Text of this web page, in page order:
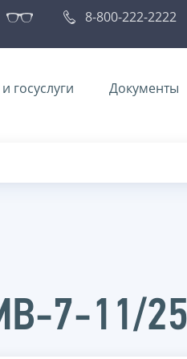
8-800-222-2222
госуслуги Документы
7-11/